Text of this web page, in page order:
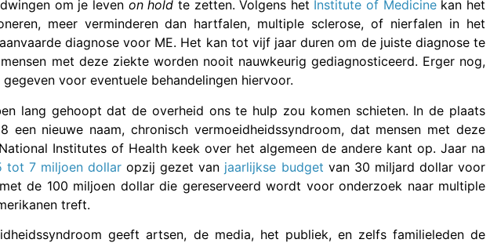
om je leven on hold te zetten. Volgens het Institute of Medicinekan het
meer verminderen dan hartfalen, multiple sclerose, of nierfalen in het
diagnose voor ME. Het kan tot vijf jaar duren om de juiste diagnose te
met deze ziekte worden nooit nauwkeurig gediagnosticeerd. Erger nog,
voor eventuele behandelingen hiervoor.
lang gehoopt dat de overheid ons te hulp zou komen schieten. In de plaats
nieuwe naam, chronisch vermoeidheidssyndroom, dat mensen met deze
Institutes of Health keek over het algemeen de andere kant op. Jaar na
tot 7 miljoen dollar opzij gezet van jaarlijkse budget van 30 miljard dollar voor
de 100 miljoen dollar die gereserveerd wordt voor onderzoek naar multiple
treft.
geeft artsen, de media, het publiek, en zelfs familieleden de